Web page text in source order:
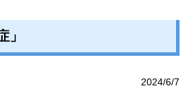
2024/6/7